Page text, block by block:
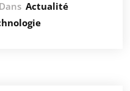
Dans Actualité